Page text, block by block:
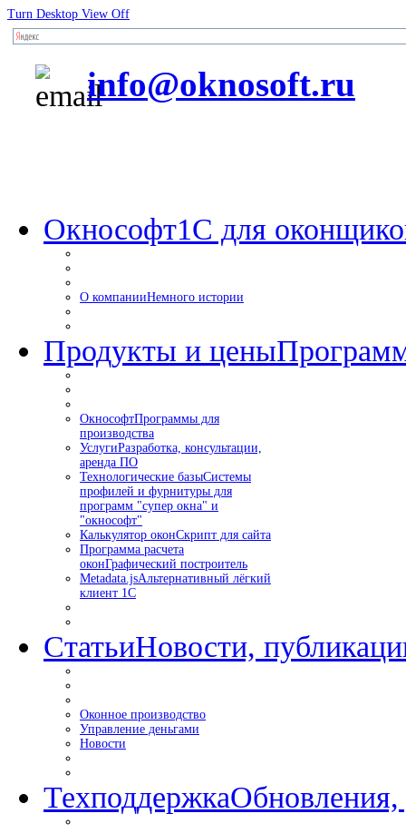
Turn Desktop View Off
info@oknosoft.ru
Окнософт1С для
О компанииНемного истории
Продукты и цены
ОкнософтПрограммы для
производства
УслугиРазработка, консультации,
аренда ПО
Технологические базыСистемы
профилей и фурнитуры для
программ "супер окна" и
"окнософт"
Калькулятор оконСкрипт для сайта
Программа расчета
оконГрафический построитель
Metadata.jsАльтернативный лёгкий
клиент 1С
СтатьиНовости,
Оконное производство
Управление деньгами
Новости
Техподдержка